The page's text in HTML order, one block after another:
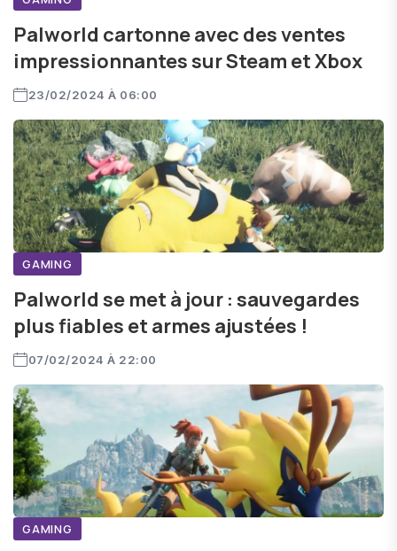
Palworld cartonne avec des ventes
impressionnantes sur Steam et Xbox
23/02/2024 À 06:00
GAMING
Palworld se met à jour : sauvegardes
plus fiables et armes ajustées !
07/02/2024 À 22:00
GAMING